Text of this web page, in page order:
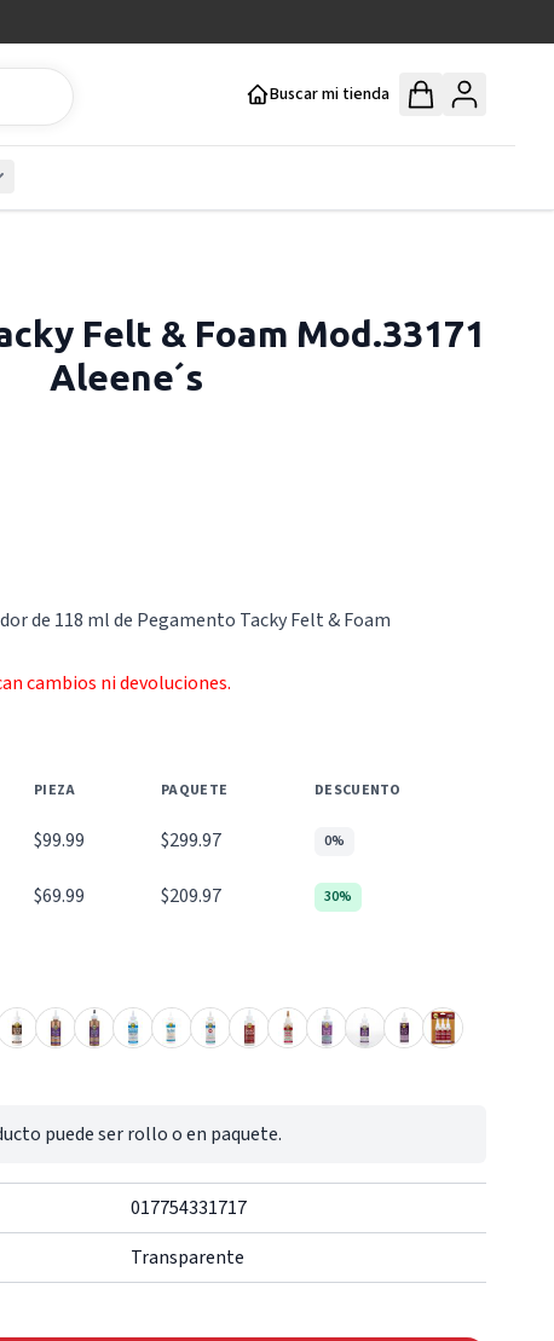
Buscar mi tienda
Felt & Foam Mod.33171
Aleene´s
de 118 ml de Pegamento Tacky Felt & Foam
cambios ni devoluciones.
PIEZA PAQUETE DESCUENTO
$99.99 $299.97 0%
$69.99 $209.97 30%
puede ser rollo o en paquete.
017754331717
Transparente